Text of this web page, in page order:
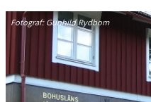
Fotograf: Gunhild Rydbom